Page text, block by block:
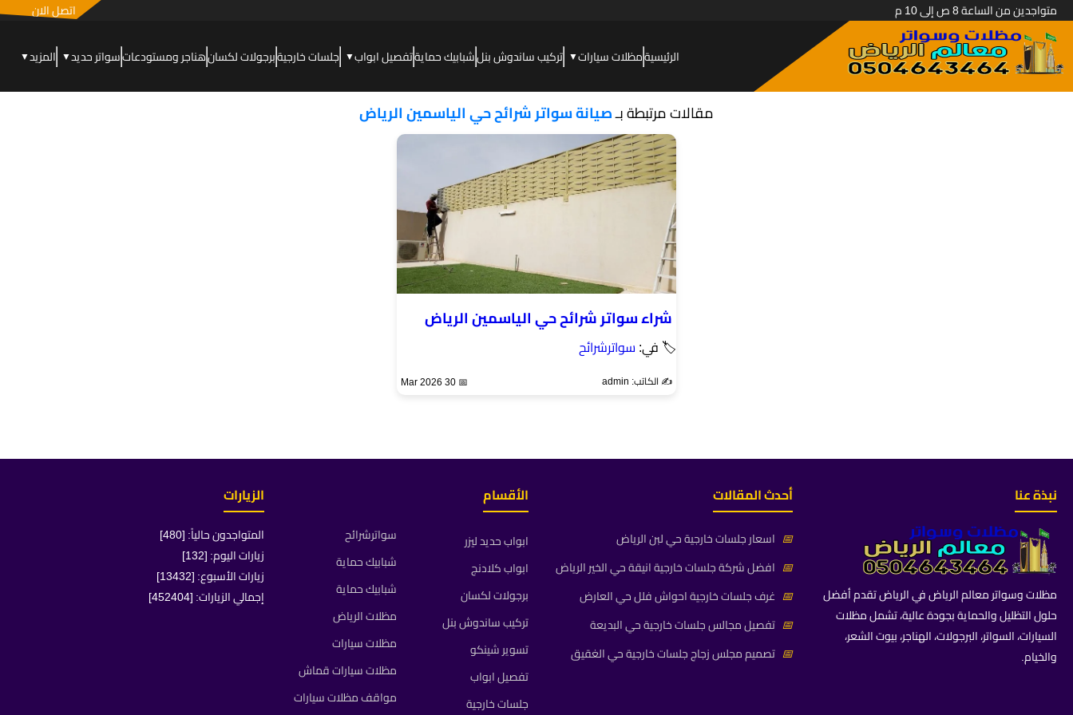
متواجدين من الساعة 8 ص إلى 10 م اتصل الان
الرئيسيةمظلات سيارات▼ تركيب ساندوش بنلشبابيك حمايةتفصيل ابواب▼ جلسات خارجيةبرجولات لكسانهناجر ومستودعاتسواتر حديد▼ المزيد▼
مقالات مرتبطة بـصيانة سواتر شرائح حي الياسمين الرياض
شراء سواتر شرائح حي الياسمين الرياض
🏷 في: سواترشرائح
✍️ الكاتب: admin 📅 30 Mar 2026
نبذة عنا
مظلات وسواتر معالم الرياض في الرياض تقدم أفضل
حلول التظليل والحماية بجودة عالية، تشمل مظلات
السيارات، السواتر، البرجولات، الهناجر، بيوت الشعر،
والخيام.
أحدث المقالات
📅 اسعار جلسات خارجية حي لبن الرياض
📅 افضل شركة جلسات خارجية انيقة حي الخير الرياض
📅 غرف جلسات خارجية احواش فلل حي العارض
📅 تفصيل مجالس جلسات خارجية حي البديعة
📅 تصميم مجلس زجاج جلسات خارجية حي الغقيق
الأقسام
ابواب حديد ليزر
ابواب كلادنج
برجولات لكسان
تركيب ساندوش بنل
تسوير شينكو
تفصيل ابواب
جلسات خارجية
سواترشرائح
شبابيك حماية
شبابيك حماية
مظلات الرياض
مظلات سيارات
مظلات سيارات قماش
مواقف مظلات سيارات
الزيارات
المتواجدون حالياً: [480]
زيارات اليوم: [132]
زيارات الأسبوع: [13432]
إجمالي الزيارات: [452404]